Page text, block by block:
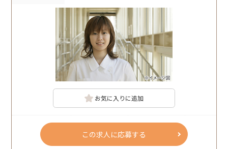
お気に入りに追加
この求人に応募する